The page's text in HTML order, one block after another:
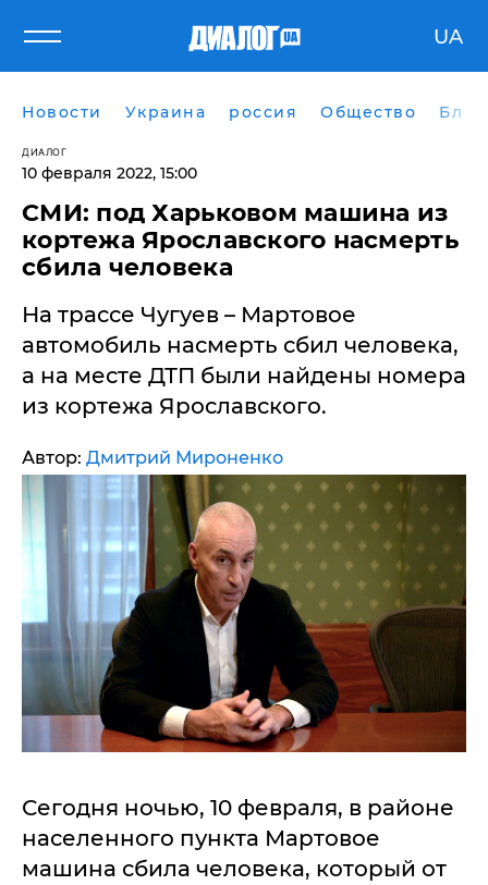
UA
Новости Украина россия Общество
ДИАЛОГ
10 февраля 2022, 15:00
​СМИ: под Харьковом машина из
кортежа Ярославского насмерть
сбила человека
На трассе Чугуев – Мартовое
автомобиль насмерть сбил человека,
а на месте ДТП были найдены номера
из кортежа Ярославского.
Автор: Дмитрий Мироненко
Сегодня ночью, 10 февраля, в районе
населенного пункта Мартовое
машина сбила человека, который от